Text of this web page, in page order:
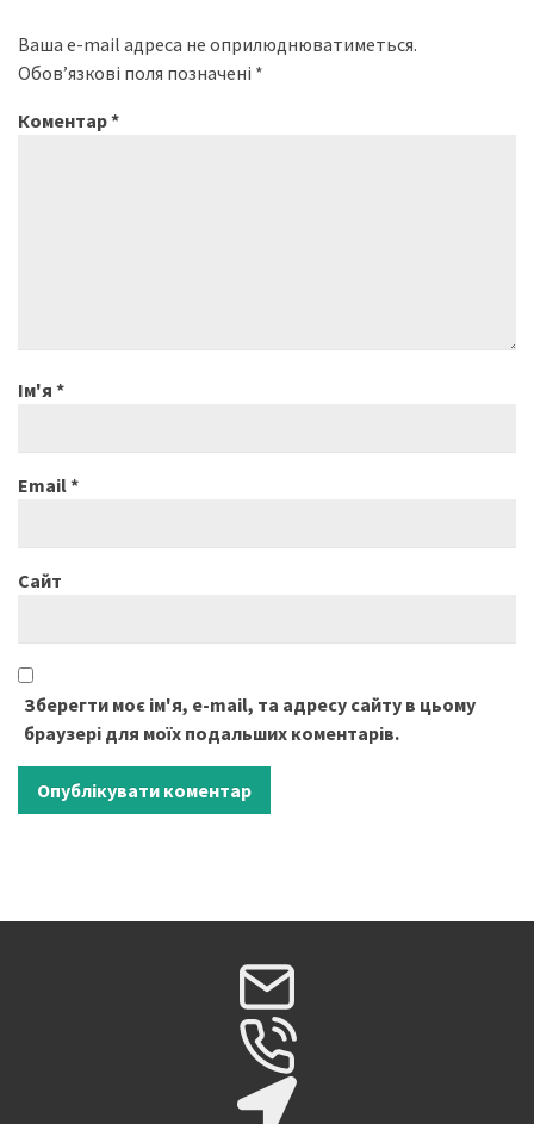
Ваша e-mail адреса не оприлюднюватиметься.
Обов’язкові поля позначені *
Коментар*
Ім'я *
Email*
Сайт
Зберегти моє ім'я, e-mail, та адресу сайту в цьому
браузері для моїх подальших коментарів.